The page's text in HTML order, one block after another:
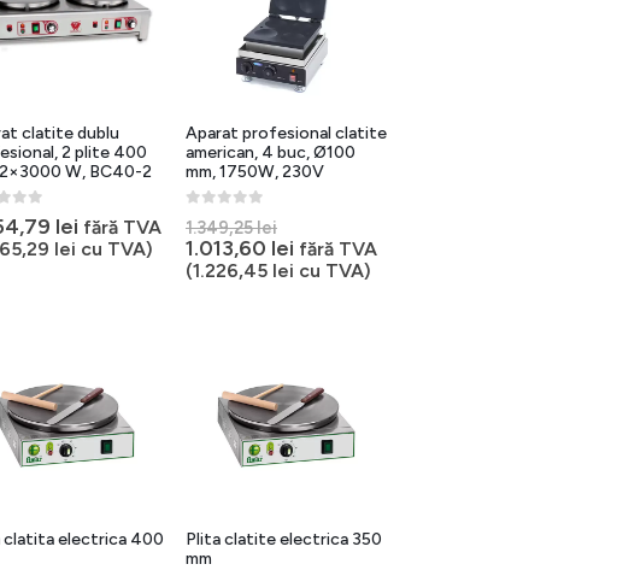
clatite dublu
2 plite 400
W, BC40-2
of 5 lei fără TVA
lei cu TVA)
Aparat profesional clatite
american, 4 buc, Ø100
mm, 1750W, 230V
1.349,25lei
inițial
a
1.013,60 lei Prețul
curent
fără TVA
(1.226,45 lei cu TVA)
clatita electrica 400
Plita clatite electrica 350
mm